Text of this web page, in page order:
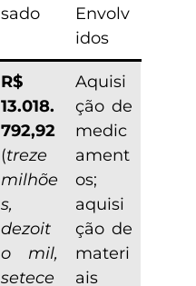
sado
Envolv
idos
R$
13.018.
792,92
(treze
milhõe
s,
dezoit
o mil,
setece
Aquisi
ção de
medic
ament
os;
aquisi
ção de
materi
ais